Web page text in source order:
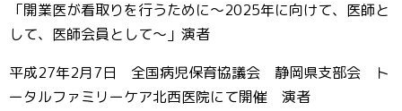
「開業医が看取りを行うために～2025年に向けて、医師と
して、医師会員として～」演者
平成27年2月7日 全国病児保育協議会 静岡県支部会 ト
ータルファミリーケア北西医院にて開催 演者